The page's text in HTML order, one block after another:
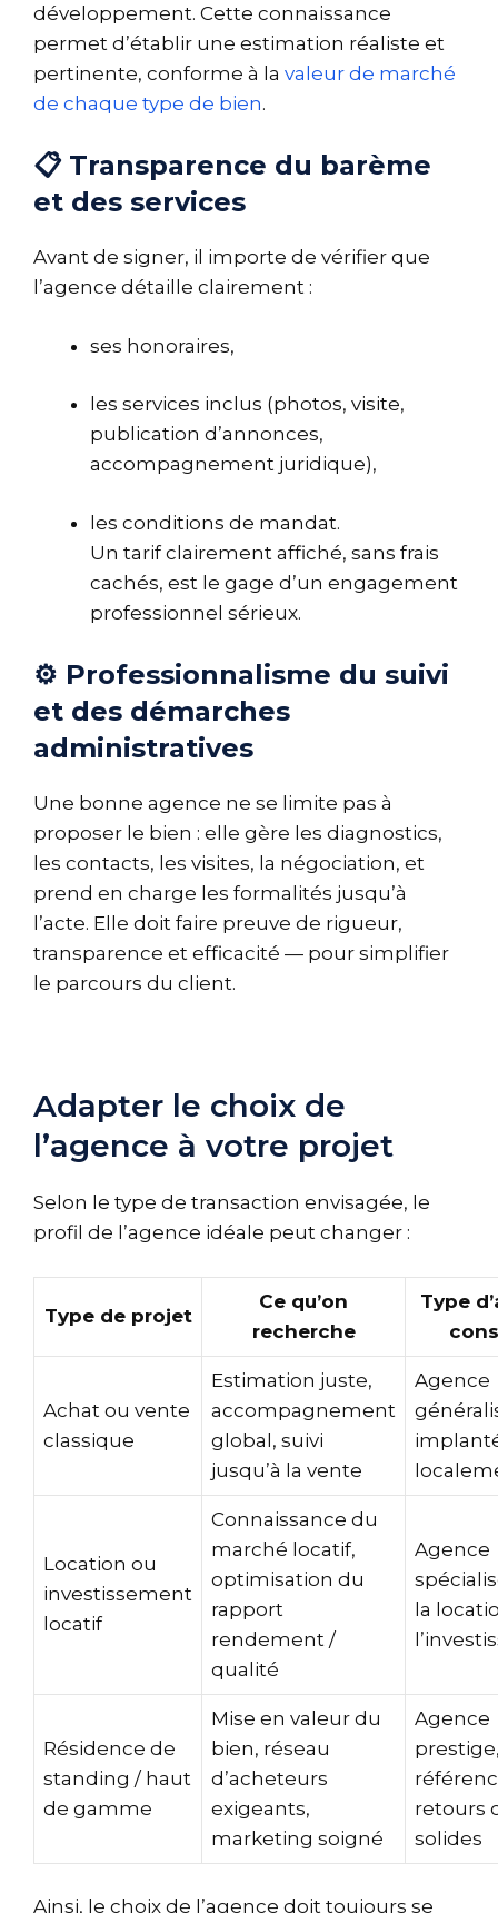
développement. Cette connaissance
permet d’établir une estimation réaliste et
pertinente, conforme à la valeur de marché
de chaque type de bien.
📋 Transparence du barème
et des services
Avant de signer, il importe de vérifier que
l’agence détaille clairement :
ses honoraires,
les services inclus (photos, visite,
publication d’annonces,
accompagnement juridique),
les conditions de mandat.
Un tarif clairement affiché, sans frais
cachés, est le gage d’un engagement
professionnel sérieux.
⚙️ Professionnalisme du suivi
et des démarches
administratives
Une bonne agence ne se limite pas à
proposer le bien : elle gère les diagnostics,
les contacts, les visites, la négociation, et
prend en charge les formalités jusqu’à
l’acte. Elle doit faire preuve de rigueur,
transparence et efficacité — pour simplifier
le parcours du client.
Adapter le choix de
l’agence à votre projet
Selon le type de transaction envisagée, le
profil de l’agence idéale peut changer :
Type de projet
Ce qu’on
recherche
Type
Achat ou vente
classique
Estimation juste,
accompagnement
global, suivi
jusqu’à la vente
Agence
Location ou
investissement
locatif
Connaissance du
marché locatif,
optimisation du
rapport
rendement /
qualité
Agence
la
Résidence de
standing / haut
de gamme
Mise en valeur du
bien, réseau
d’acheteurs
exigeants,
marketing soigné
Agence
retours
solides
Ainsi, le choix de l’agence doit toujours se